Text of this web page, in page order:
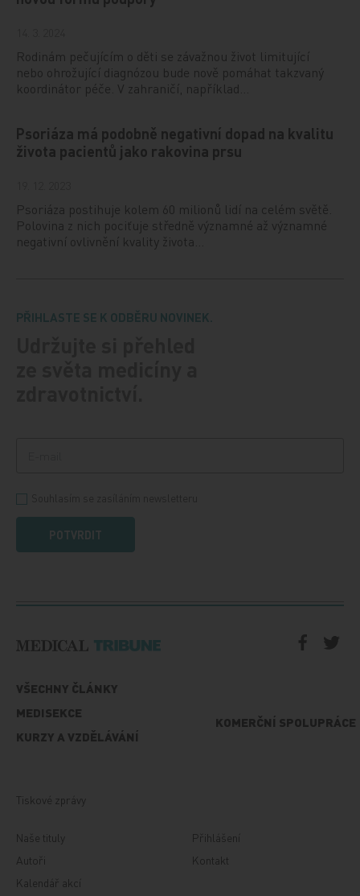
Rodinám pečujícím o děti se závažnou život limitující
nebo ohrožující diagnózou bude nově pomáhat takzvaný
koordinátor péče. V zahraničí, například…
Psoriáza má podobně negativní dopad na kvalitu
života pacientů jako rakovina prsu
Psoriáza postihuje kolem 60 milionů lidí na celém světě.
Polovina z nich pociťuje středně významné až významné
negativní ovlivnění kvality života…
PŘIHLASTE SE K ODBĚRU NOVINEK.
POTVRDIT
VŠECHNY ČLÁNKY
MEDISEKCE
KURZY A VZDĚLÁVÁNÍ
KOMERČNÍ SPOLUPRÁCE
Tiskové zprávy
Naše tituly
Autoři
Kalendář akcí
Přihlášení
Kontakt